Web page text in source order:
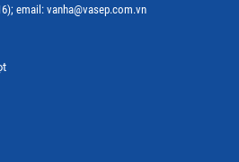
email: vanha@vasep.com.vn